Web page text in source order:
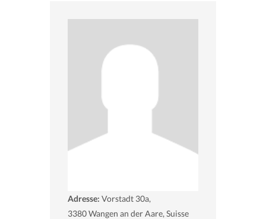
Adresse: Vorstadt 30a,
3380Wangen an der Aare, Suisse